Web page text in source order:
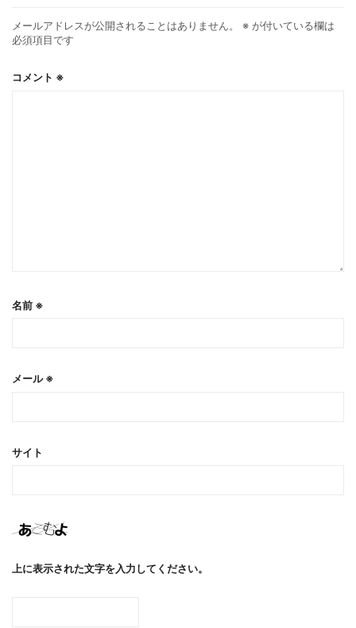
メールアドレスが公開されることはありません。 ※ が付いている欄は
必須項目です
コメント ※
名前 ※
メール※
サイト
上に表示された文字を入力してください。